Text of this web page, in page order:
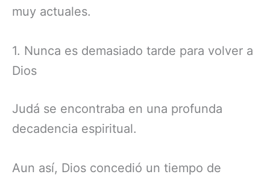
muy actuales.
1. Nunca es demasiado tarde para volver a
Dios
Judá se encontraba en una profunda
decadencia espiritual.
Aun así, Dios concedió un tiempo de